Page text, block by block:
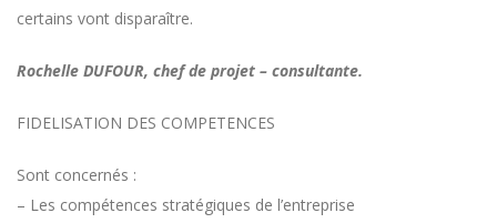
certains vont disparaître.
Rochelle DUFOUR, chef de projet – consultante.
FIDELISATION DES COMPETENCES
Sont concernés :
– Les compétences stratégiques de l’entreprise